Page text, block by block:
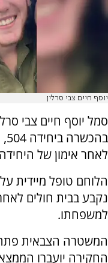
יוסף חיים צבי סרלין
לאחר אימון של
הלוחם טופל מיידית
נקבע בבית חולים
למשפחתו.
המשטרה הצבאית
החקירה יועברו